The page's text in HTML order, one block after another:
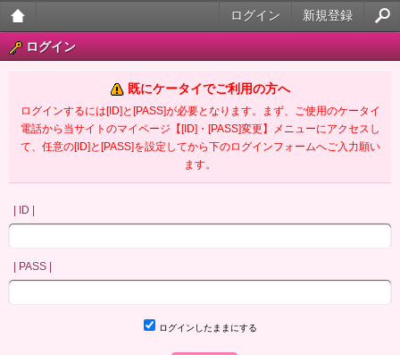
大人
ータ
イ官
新規登録
ログイン
ログイン
既にケータイでご利用の方へ
ログインするには[ID]と[PASS]が必要となります。まず、ご使用のケータイ
電話から当サイトのマイページ【[ID]・[PASS]変更】メニューにアクセスし
て、任意の[ID]と[PASS]を設定してから下のログインフォームへご入力願い
ます。
| ID |
| PASS |
ログインしたままにする